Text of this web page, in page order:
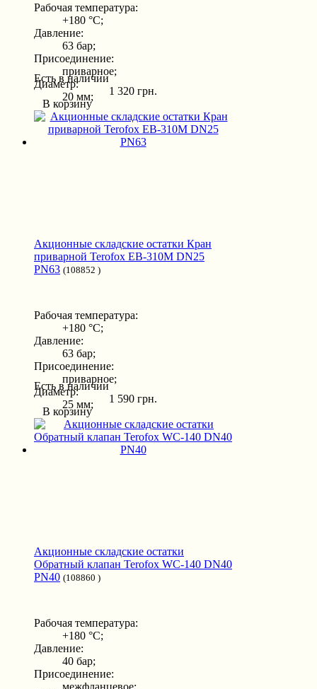
Рабочая температура:
+180 °С;
Давление:
63 бар;
Присоединение:
приварное;
Диаметр:
20 мм;
Есть в наличии
1 320 грн.
В корзину
Акционные складские остатки Кран
приварной Terofox EB-310M DN25
PN63 (108852 )
Рабочая температура:
+180 °С;
Давление:
63 бар;
Присоединение:
приварное;
Диаметр:
25 мм;
Есть в наличии
1 590 грн.
В корзину
Акционные складские остатки
Обратный клапан Terofox WC-140 DN40
PN40 (108860 )
Рабочая температура:
+180 °С;
Давление:
40 бар;
Присоединение:
межфланцевое;